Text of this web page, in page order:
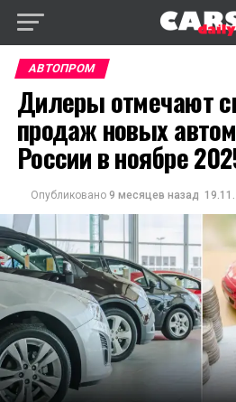
АВТОПРОМ
Дилеры отмечают
продаж новых
России в ноябре
Опубликовано 9 месяцев назад